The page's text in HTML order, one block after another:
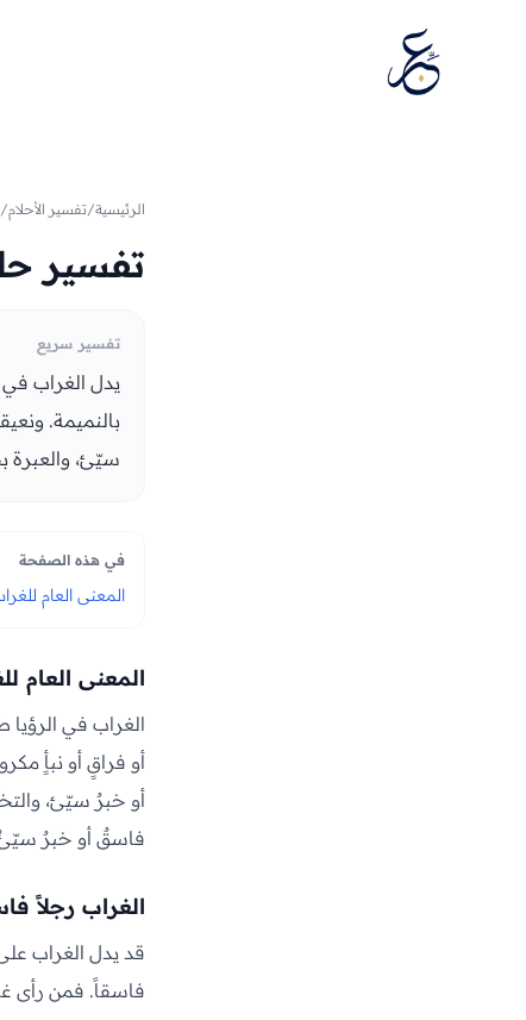
الرئيسية/تفسير الأحلام/
تفسير
تفسير سريع
يدل الغراب
بالنميمة.
سيّئ، والعبرة
في هذه الصفحة
المعنى العام
المعنى العام
الغراب في
أو فراقٍ أو نبأٍ
أو خبرٌ سيّئ،
فاسقٌ أو خبرٌ سيّئٌ
الغراب رجلاً
قد يدل الغراب
فاسقاً. فمن رأى